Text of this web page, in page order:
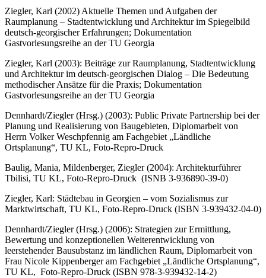
Ziegler, Karl (2002) Aktuelle Themen und Aufgaben der
Raumplanung – Stadtentwicklung und Architektur im Spiegelbild
deutsch-georgischer Erfahrungen; Dokumentation
Gastvorlesungsreihe an der TU Georgia
Ziegler, Karl (2003): Beiträge zur Raumplanung, Stadtentwicklung
und Architektur im deutsch-georgischen Dialog – Die Bedeutung
methodischer Ansätze für die Praxis; Dokumentation
Gastvorlesungsreihe an der TU Georgia
Dennhardt/Ziegler (Hrsg.) (2003): Public Private Partnership bei der
Planung und Realisierung von Baugebieten, Diplomarbeit von
Herrn Volker Weschpfennig am Fachgebiet „Ländliche
Ortsplanung“, TU KL, Foto-Repro-Druck
Baulig, Mania, Mildenberger, Ziegler (2004): Architekturführer
Tbilisi, TU KL, Foto-Repro-Druck (ISNB 3-936890-39-0)
Ziegler, Karl: Städtebau in Georgien – vom Sozialismus zur
Marktwirtschaft, TU KL, Foto-Repro-Druck (ISBN 3-939432-04-0)
Dennhardt/Ziegler (Hrsg.) (2006): Strategien zur Ermittlung,
Bewertung und konzeptionellen Weiterentwicklung von
leerstehender Bausubstanz im ländlichen Raum, Diplomarbeit von
Frau Nicole Kippenberger am Fachgebiet „Ländliche Ortsplanung“,
TU KL, Foto-Repro-Druck (ISBN 978-3-939432-14-2)